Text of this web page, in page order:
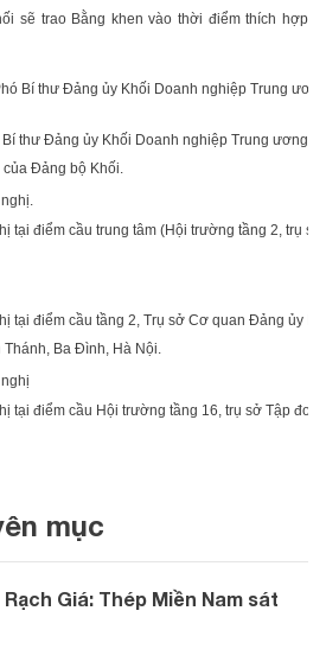
sẽ trao Bằng khen vào thời điểm thích hợp
thư Đảng ủy Khối Doanh nghiệp Trung ương
của Đảng bộ Khối.
tại điểm cầu trung tâm (Hội trường tầng 2, trụ sở
tại điểm cầu tầng 2, Trụ sở Cơ quan Đảng ủy
Ba Đình, Hà Nội.
tại điểm cầu Hội trường tầng 16, trụ sở Tập
mục
Giá: Thép Miền Nam sát